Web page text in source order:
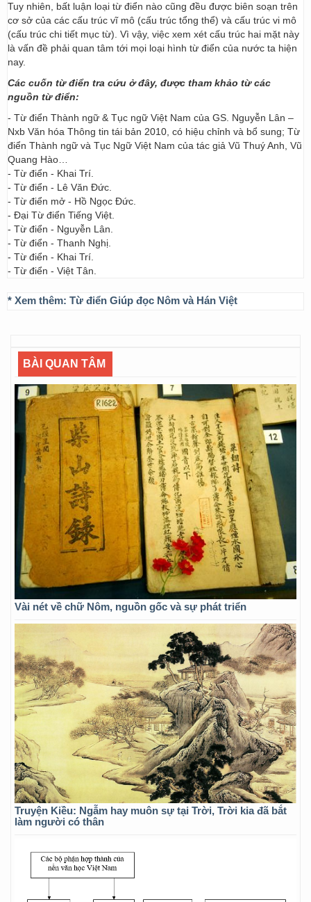
Tuy nhiên, bất luận loại từ điển nào cũng đều được biên soạn trên
cơ sở của các cấu trúc vĩ mô (cấu trúc tổng thể) và cấu trúc vi mô
(cấu trúc chi tiết mục từ). Vì vậy, việc xem xét cấu trúc hai mặt này
là vấn đề phải quan tâm tới mọi loại hình từ điển của nước ta hiện
nay.
Các cuốn từ điển tra cứu ở đây, được tham khảo từ các
nguồn từ điển:
- Từ điển Thành ngữ & Tục ngữ Việt Nam của GS. Nguyễn Lân –
Nxb Văn hóa Thông tin tái bản 2010, có hiệu chỉnh và bổ sung; Từ
điển Thành ngữ và Tục Ngữ Việt Nam của tác giả Vũ Thuý Anh, Vũ
Quang Hào…
- Từ điển - Khai Trí.
- Từ điển - Lê Văn Đức.
- Từ điển mở - Hồ Ngọc Đức.
- Đại Từ điển Tiếng Việt.
- Từ điển - Nguyễn Lân.
- Từ điển - Thanh Nghị.
- Từ điển - Khai Trí.
- Từ điển - Việt Tân.
* Xem thêm: Từ điển Giúp đọc Nôm và Hán Việt
BÀI QUAN TÂM
Vài nét về chữ Nôm, nguồn gốc và sự phát triển
Truyện Kiều: Ngẫm hay muôn sự tại Trời, Trời kia đã bắt
làm người có thân